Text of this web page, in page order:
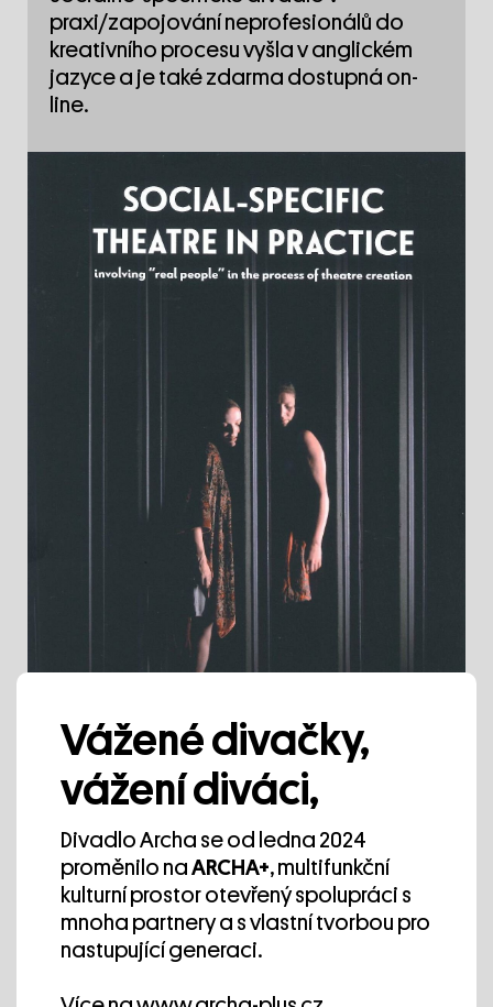
Vážené divačky,
vážení diváci,
Divadlo Archa se od ledna 2024
proměnilo naARCHA+, multifunkční
kulturní prostor otevřený spolupráci s
mnoha partnery a s vlastní tvorbou pro
nastupující generaci.
praxi/zapojování neprofesionálů do
kreativního procesu vyšla v anglickém
jazyce a je také zdarma dostupná on-
line.
Program festivalu